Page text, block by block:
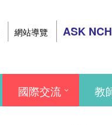
網站導覽 ASK
國際交流 教